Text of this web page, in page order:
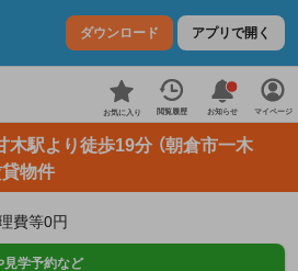
ダウンロード アプリで開く
お気に入り 閲覧履歴 お知らせ マイページ
木駅より徒歩19分 （朝倉市一木
物件
費等0円
見学予約など